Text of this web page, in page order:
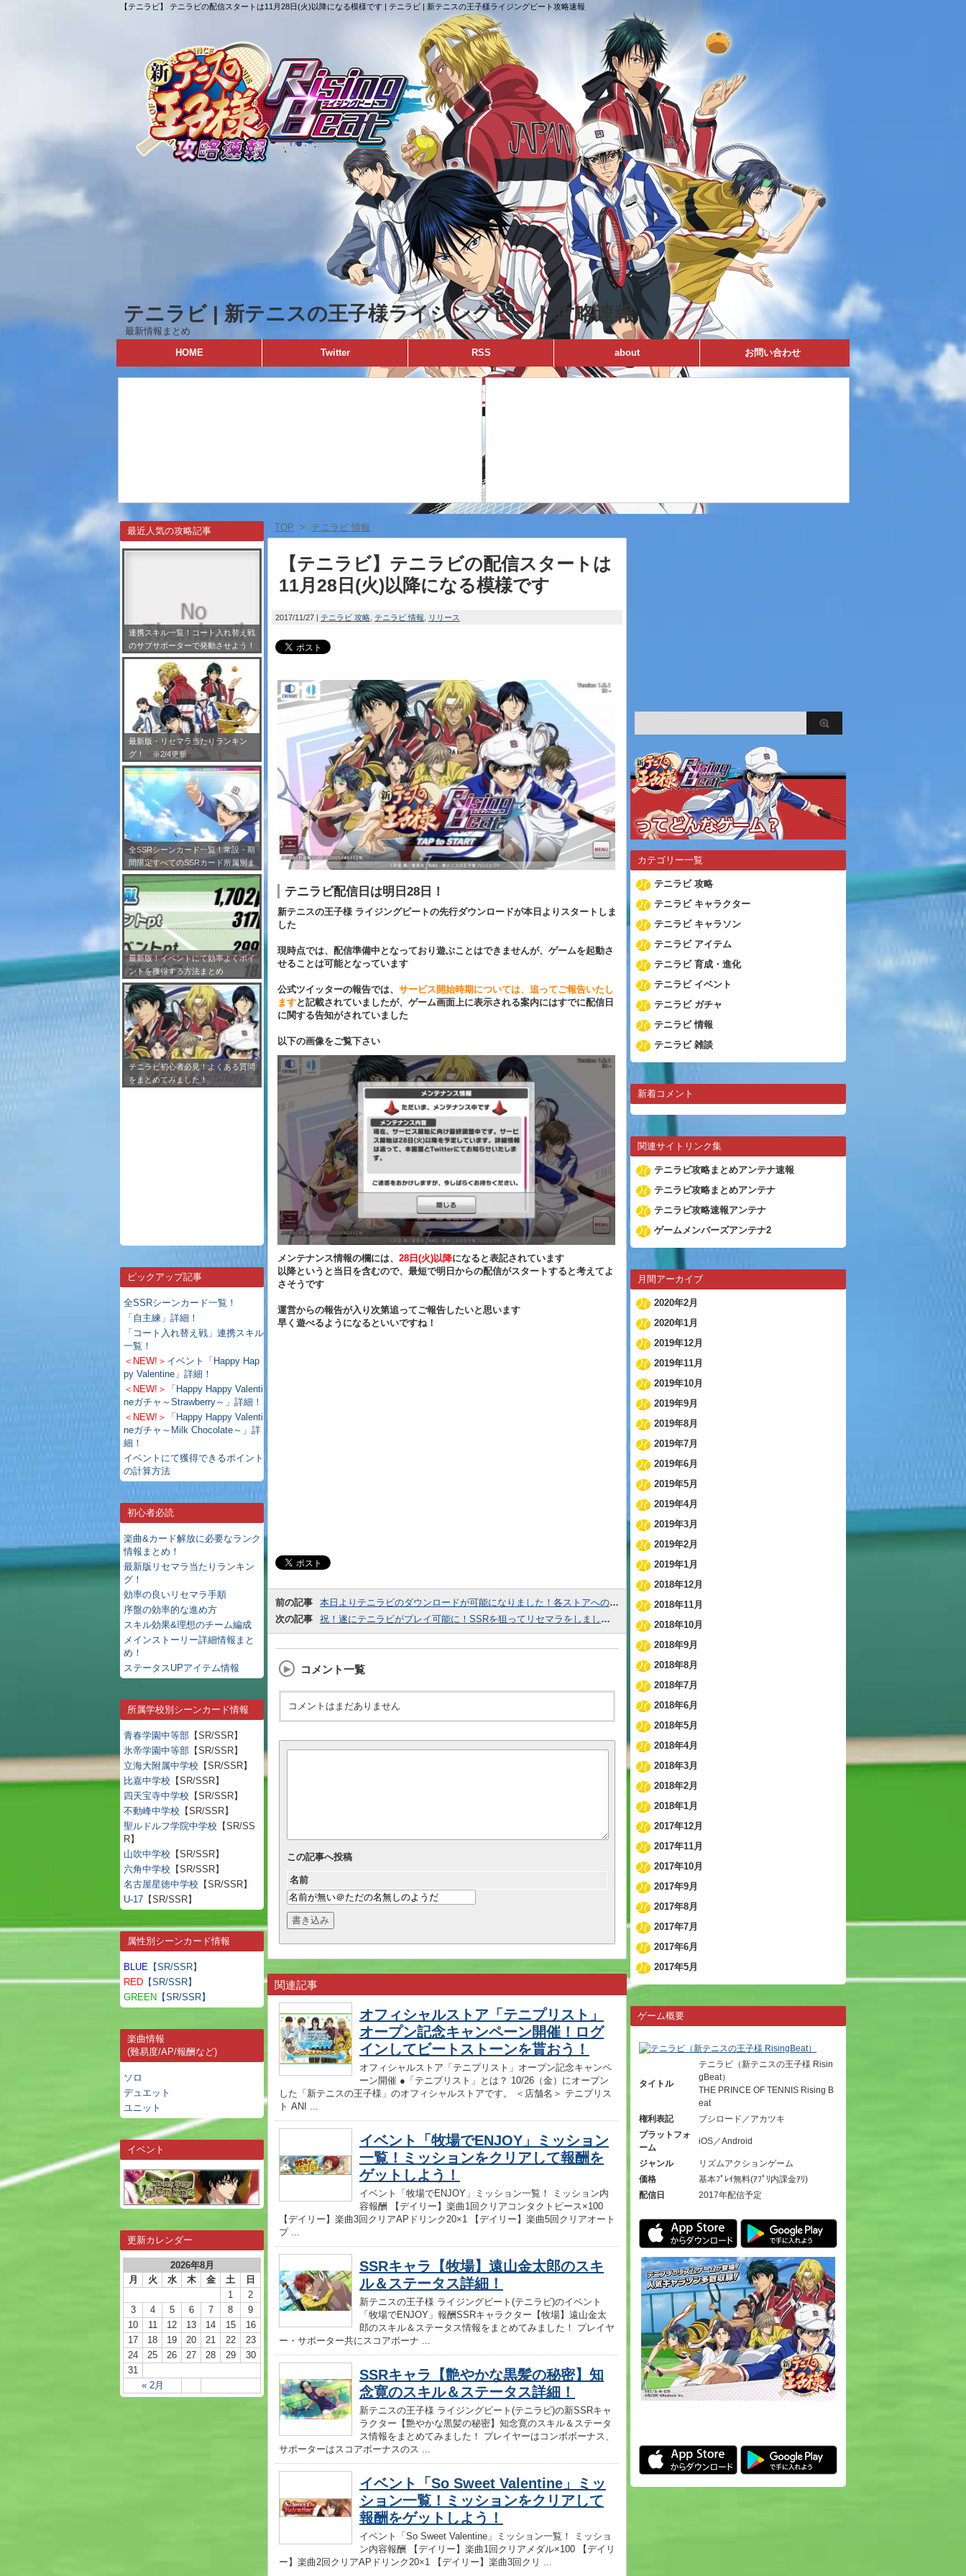
【テニラビ】 テニラビの配信スタートは11月28日(火)以降になる模様です | テニラビ | 新テニスの王子様ライジングビート攻略速報
テニラビ | 新テニスの王子様ライジングビート攻略速報
最新情報まとめ
HOME
Twitter RSS about お問い合わせ
最近人気の攻略記事
連携スキル一覧！コート入れ替え戦
のサブサポーターで発動させよう！
※7/24更新
最新版・リセマラ当たりランキン
グ！ ※2/4更新
全SSRシーンカード一覧！常設・期
間限定すべてのSSRカード所属別ま
とめ！※2/4更新
最新版！イベントにて効率よくポイ
ントを獲得する方法まとめ
テニラビ初心者必見！よくある質問
をまとめてみました！
ピックアップ記事
全SSRシーンカード一覧！
「自主練」詳細！
「コート入れ替え戦」連携スキル
一覧！
＜NEW!＞ イベント「Happy Hap
py Valentine」詳細！
＜NEW!＞
「Happy Happy Valenti
neガチャ～Strawberry～」詳細！
＜NEW!＞
「Happy Happy Valenti
neガチャ～Milk Chocolate～」詳
細！
イベントにて獲得できるポイント
の計算方法
初心者必読
楽曲&カード解放に必要なランク
情報まとめ！
最新版リセマラ当たりランキン
グ！
効率の良いリセマラ手順
序盤の効率的な進め方
スキル効果&理想のチーム編成
メインストーリー詳細情報まと
め！
ステータスUPアイテム情報
所属学校別シーンカード情報
青春学園中等部 【SR/SSR】
氷帝学園中等部 【SR/SSR】
立海大附属中学校 【SR/SSR】
比嘉中学校 【SR/SSR】
四天宝寺中学校 【SR/SSR】
不動峰中学校 【SR/SSR】
聖ルドルフ学院中学校 【SR/SS
R】
山吹中学校 【SR/SSR】
六角中学校 【SR/SSR】
名古屋星徳中学校 【SR/SSR】
U-17 【SR/SSR】
属性別シーンカード情報
BLUE 【SR/SSR】
RED 【SR/SSR】
GREEN 【SR/SSR】
楽曲情報
(難易度/AP/報酬など)
ソロ
デュエット
ユニット
イベント
更新カレンダー
2026年8月
月
火 水 木 金 土 日
« 2月
1
2
3
4 5 6 7 8
9
10
11 12 13 14 15
16
17
18 19 20 21 22
23
24
25 26 27 28 29
30
31
TOP > テニラビ 情報
【テニラビ】テニラビの配信スタートは
11月28日(火)以降になる模様です
2017/11/27 テニラビ 攻略 テニラビ 情報 リリース
テニラビ配信日は明日28日！
新テニスの王子様 ライジングビートの先行ダウンロードが本日よりスタートしま
した
現時点では、配信準備中となっており遊ぶことはできませんが、ゲームを起動さ
せることは可能となっています
公式ツイッターの報告では、 サービス開始時期については、追ってご報告いたし
ますと記載されていましたが、ゲーム画面上に表示される案内にはすでに配信日
に関する告知がされていました
以下の画像をご覧下さい
メンテナンス情報の欄には、 28日(火)以降になると表記されています
以降というと当日を含むので、最短で明日からの配信がスタートすると考えてよ
さそうです
運営からの報告が入り次第追ってご報告したいと思います
早く遊べるようになるといいですね！
前の記事
本日よりテニラビのダウンロードが可能になりました！各ストアへのリンクはこちら！
次の記事
祝！遂にテニラビがプレイ可能に！SSRを狙ってリセマラをしましょう！
コメント一覧
コメントはまだありません
この記事へ投稿
名前
関連記事
オフィシャルストア「テニプリスト」
オープン記念キャンペーン開催！ログ
インしてビートストーンを貰おう！
オフィシャルストア「テニプリスト」オープン記念キャンペ
ーン開催 ●「テニプリスト」とは？ 10/26（金）にオープン
した「新テニスの王子様」のオフィシャルストアです。 ＜店舗名＞ テニプリス
ト ANI ...
イベント「牧場でENJOY」ミッション
一覧！ミッションをクリアして報酬を
ゲットしよう！
イベント「牧場でENJOY」ミッション一覧！ ミッション内
容報酬 【デイリー】楽曲1回クリアコンタクトピース×100
【デイリー】楽曲3回クリアAPドリンク20×1 【デイリー】楽曲5回クリアオート
プ ...
SSRキャラ【牧場】遠山金太郎のスキ
ル＆ステータス詳細！
新テニスの王子様 ライジングビート(テニラビ)のイベント
「牧場でENJOY」報酬SSRキャラクター【牧場】遠山金太
郎のスキル＆ステータス情報をまとめてみました！ プレイヤ
ー・サポーター共にスコアボーナ ...
SSRキャラ【艶やかな黒髪の秘密】知
念寛のスキル＆ステータス詳細！
新テニスの王子様 ライジングビート(テニラビ)の新SSRキャ
ラクター【艶やかな黒髪の秘密】知念寛のスキル＆ステータ
ス情報をまとめてみました！ プレイヤーはコンボボーナス、
サポーターはスコアボーナスのス ...
イベント「So Sweet Valentine」ミッ
ション一覧！ミッションをクリアして
報酬をゲットしよう！
イベント「So Sweet Valentine」ミッション一覧！ ミッショ
ン内容報酬 【デイリー】楽曲1回クリアメダル×100 【デイリ
ー】楽曲2回クリアAPドリンク20×1 【デイリー】楽曲3回クリ ...
カテゴリー一覧
テニラビ 攻略
テニラビ キャラクター
テニラビ キャラソン
テニラビ アイテム
テニラビ 育成・進化
テニラビ イベント
テニラビ ガチャ
テニラビ 情報
テニラビ 雑談
新着コメント
関連サイトリンク集
テニラビ攻略まとめアンテナ速報
テニラビ攻略まとめアンテナ
テニラビ攻略速報アンテナ
ゲームメンバーズアンテナ2
月間アーカイブ
2020年2月
2020年1月
2019年12月
2019年11月
2019年10月
2019年9月
2019年8月
2019年7月
2019年6月
2019年5月
2019年4月
2019年3月
2019年2月
2019年1月
2018年12月
2018年11月
2018年10月
2018年9月
2018年8月
2018年7月
2018年6月
2018年5月
2018年4月
2018年3月
2018年2月
2018年1月
2017年12月
2017年11月
2017年10月
2017年9月
2017年8月
2017年7月
2017年6月
2017年5月
ゲーム概要
タイトル
テニラビ（新テニスの王子様 Risin
gBeat）
THE PRINCE OF TENNIS Rising B
eat
権利表記
ブシロード／アカツキ
プラットフォ
ーム
iOS／Android
ジャンル
リズムアクションゲーム
価格
基本ﾌﾟﾚｲ無料(ｱﾌﾟﾘ内課金ｱﾘ)
配信日
2017年配信予定